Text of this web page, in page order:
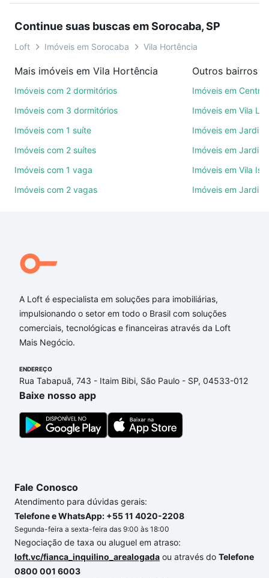
Vila Hortência, Sorocaba, SP para conquistar seu
videochamada, é grátis, sem compromisso e você
ainda conta com mais de 46 mil corretores e
de imóveis.
ruas, bairros e até condomínios favoritos. Você
também pode usar os filtros como quantidade de
quartos, suítes, com ou sem vaga de garagem para
comodidades, como piscina, academia, salão de
Qual o preço de Imóveis com 1 banheiro à venda em
Vila Hortência, Sorocaba, SP?
Aqui na Loft temos a oferta ideal para você, com
Imóveis com 1 banheiro à venda em Vila Hortência,
Sorocaba, SP que custam a partir de R$ 0 e com
nossas opções de financiamento imobiliário as
ainda tem alguma dúvida dos custos envolvidos no
processo de compra, veja em nosso portal quanto
custa comprar um apartamento
gente para comprar o imóvel dos seus sonhos com
segurança e conforto. Loft, com você até as
Continue suas buscas em Sorocaba, SP
Loft Imóveis em Sorocaba Vila Hortência
Mais imóveis em Vila Hortência
Imóveis com 2 dormitórios
Imóveis com 3 dormitórios
Imóveis com 1 suíte
Imóveis com 2 suítes
Imóveis com 1 vaga
Imóveis com 2 vagas
Outros bairros
Imóveis em Centro
Imóveis em Vila
Imóveis em Jardim
Imóveis em Jardim
Imóveis em Vila
Imóveis em Jardim
A Loft é especialista em soluções para imobiliárias,
impulsionando o setor em todo o Brasil com soluções
comerciais, tecnológicas e financeiras através da Loft
Mais Negócio.
ENDEREÇO
Rua Tabapuã, 743 - Itaim Bibi, São Paulo - SP, 04533-012
Baixe nosso app
Fale Conosco
Atendimento para dúvidas gerais:
Telefone e WhatsApp: +55 11 4020-2208
Segunda-feira a sexta-feira das 9:00 às 18:00
Negociação de taxa ou aluguel em atraso:
loft.vc/fianca_inquilino_arealogada ou através do Telefone
0800 001 6003